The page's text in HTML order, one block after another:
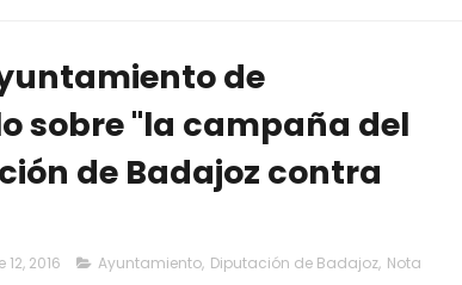
de
sobre "la campaña del
de Badajoz contra
2016 Ayuntamiento, Diputación de Badajoz, Nota